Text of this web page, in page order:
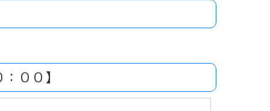
００】